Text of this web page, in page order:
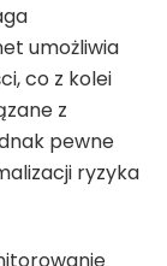
umożliwia
co z kolei
z
pewne
ryzyka